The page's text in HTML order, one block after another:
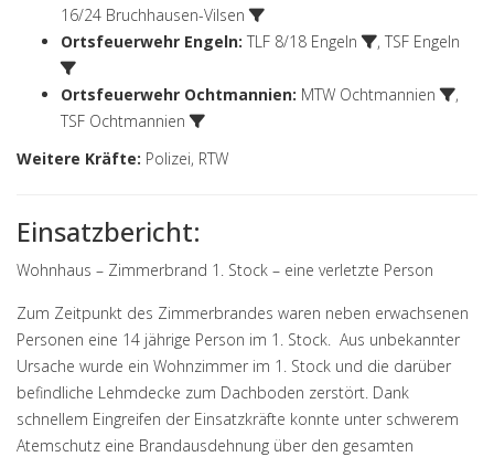
16/24 Bruchhausen-Vilsen
Ortsfeuerwehr Engeln: TLF 8/18 Engeln , TSF Engeln
Ortsfeuerwehr Ochtmannien: MTW Ochtmannien
,
TSF Ochtmannien
Weitere Kräfte: Polizei, RTW
Einsatzbericht:
Wohnhaus – Zimmerbrand 1. Stock – eine verletzte Person
Zum Zeitpunkt des Zimmerbrandes waren neben erwachsenen
Personen eine 14 jährige Person im 1. Stock. Aus unbekannter
Ursache wurde ein Wohnzimmer im 1. Stock und die darüber
befindliche Lehmdecke zum Dachboden zerstört. Dank
schnellem Eingreifen der Einsatzkräfte konnte unter schwerem
Atemschutz eine Brandausdehnung über den gesamten